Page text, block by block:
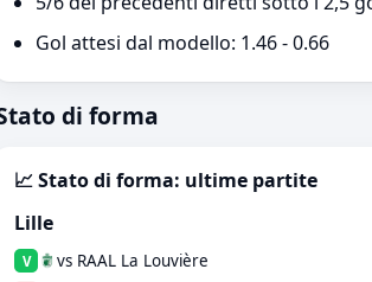
Gol attesi dal modello: 1.46 - 0.66
di forma
📈 Stato di forma: ultime partite
Lille
V vs RAAL La Louvière